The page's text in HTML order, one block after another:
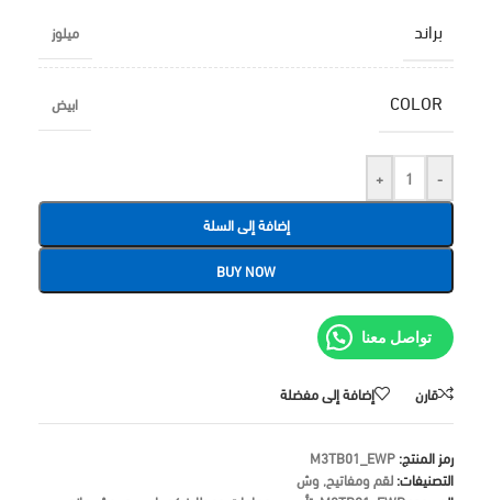
براند ميلوز
COLOR ابيض
-
+
إضافة إلى السلة
BUY NOW
تواصل معنا
قارن إضافة إلى مفضلة
رمز المنتج:M3TB01_EWP
التصنيفات:لقم ومفاتيح,وش